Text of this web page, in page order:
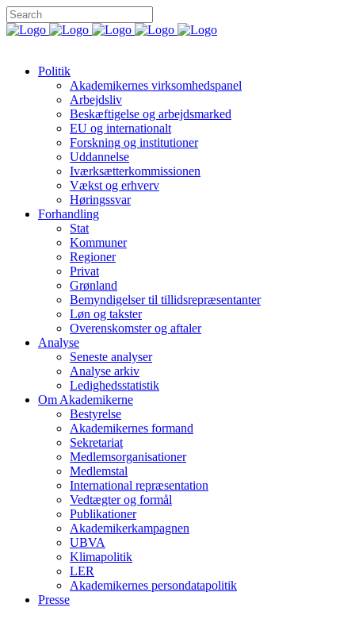
Politik
Akademikernes virksomhedspanel
Arbejdsliv
Beskæftigelse og arbejdsmarked
EU og internationalt
Forskning og institutioner
Uddannelse
Iværksætterkommissionen
Vækst og erhverv
Høringssvar
Forhandling
Stat
Kommuner
Regioner
Privat
Grønland
Bemyndigelser til tillidsrepræsentanter
Løn og takster
Overenskomster og aftaler
Analyse
Seneste analyser
Analyse arkiv
Ledighedsstatistik
Om Akademikerne
Bestyrelse
Akademikernes formand
Sekretariat
Medlemsorganisationer
Medlemstal
International repræsentation
Vedtægter og formål
Publikationer
Akademikerkampagnen
UBVA
Klimapolitik
LER
Akademikernes persondatapolitik
Presse